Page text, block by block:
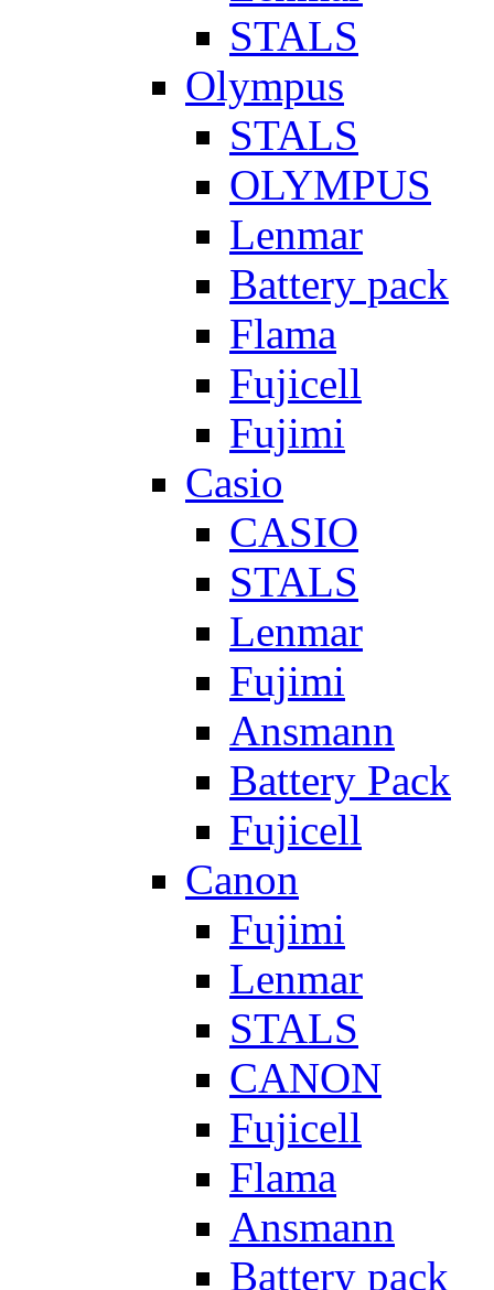
STALS
Olympus
STALS
OLYMPUS
Lenmar
Battery pack
Flama
Fujicell
Fujimi
Casio
CASIO
STALS
Lenmar
Fujimi
Ansmann
Battery Pack
Fujicell
Canon
Fujimi
Lenmar
STALS
CANON
Fujicell
Flama
Ansmann
Battery pack